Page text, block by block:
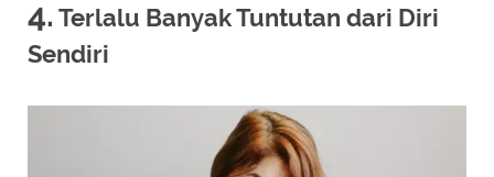
4. Terlalu Banyak Tuntutan dari Diri
Sendiri